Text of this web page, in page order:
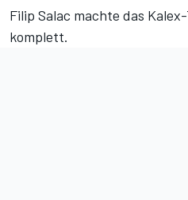
Filip Salac machte das
komplett.